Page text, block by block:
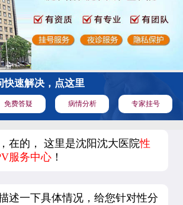
快速解决，点这里
免费答疑 病情分析 专家挂号
在的， 这里是沈阳沈大医院性
服务中心 ！
述一下具体情况，给您针对性分